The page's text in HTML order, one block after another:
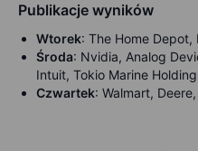
Publikacje wyników
Wtorek: The Home Depot,
Środa: Nvidia, Analog
Intuit, Tokio Marine
Czwartek: Walmart,